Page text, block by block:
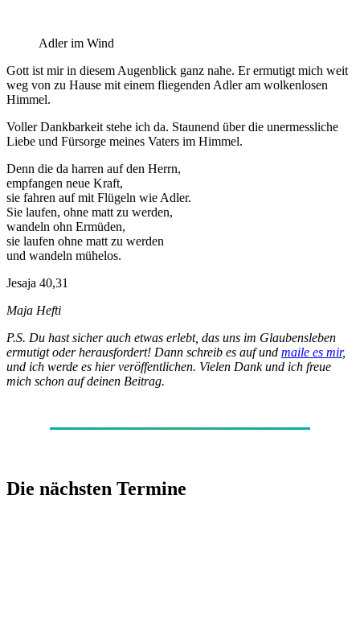
Adler im Wind
Gott ist mir in diesem Augenblick ganz nahe. Er ermutigt mich weit
weg von zu Hause mit einem fliegenden Adler am wolkenlosen
Himmel.
Voller Dankbarkeit stehe ich da. Staunend über die unermessliche
Liebe und Fürsorge meines Vaters im Himmel.
Denn die da harren auf den Herrn,
empfangen neue Kraft,
sie fahren auf mit Flügeln wie Adler.
Sie laufen, ohne matt zu werden,
wandeln ohn Ermüden,
sie laufen ohne matt zu werden
und wandeln mühelos.
Jesaja 40,31
Maja Hefti
P.S. Du hast sicher auch etwas erlebt, das uns im Glaubensleben
ermutigt oder herausfordert! Dann schreib es auf und maile es mir,
und ich werde es hier veröffentlichen. Vielen Dank und ich freue
mich schon auf deinen Beitrag.
Die nächsten Termine